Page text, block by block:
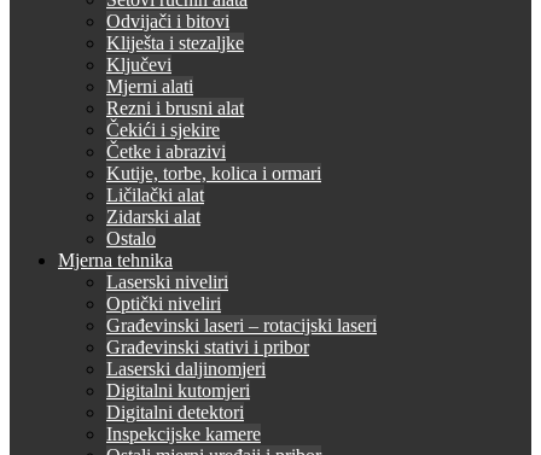
Odvijači i bitovi
Kliješta i stezaljke
Ključevi
Mjerni alati
Rezni i brusni alat
Čekići i sjekire
Četke i abrazivi
Kutije, torbe, kolica i ormari
Ličilački alat
Zidarski alat
Ostalo
Mjerna tehnika
Laserski niveliri
Optički niveliri
Građevinski laseri – rotacijski laseri
Građevinski stativi i pribor
Laserski daljinomjeri
Digitalni kutomjeri
Digitalni detektori
Inspekcijske kamere